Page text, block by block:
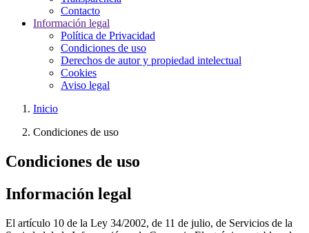
Contacto
Información legal
Política de Privacidad
Condiciones de uso
Derechos de autor y propiedad intelectual
Cookies
Aviso legal
Inicio
Condiciones de uso
Condiciones de uso
Información legal
El artículo 10 de la Ley 34/2002, de 11 de julio, de Servicios de la